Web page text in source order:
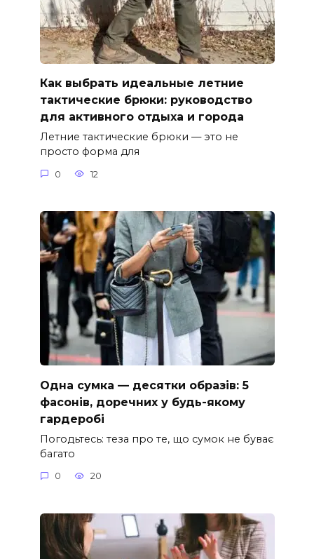
Как выбрать идеальные летние
тактические брюки: руководство
для активного отдыха и города
Летние тактические брюки — это не
просто форма для
0 12
Одна сумка — десятки образів: 5
фасонів, доречних у будь-якому
гардеробі
Погодьтесь: теза про те, що сумок не буває
багато
0 20